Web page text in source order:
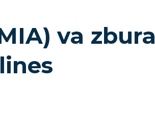
va zbura